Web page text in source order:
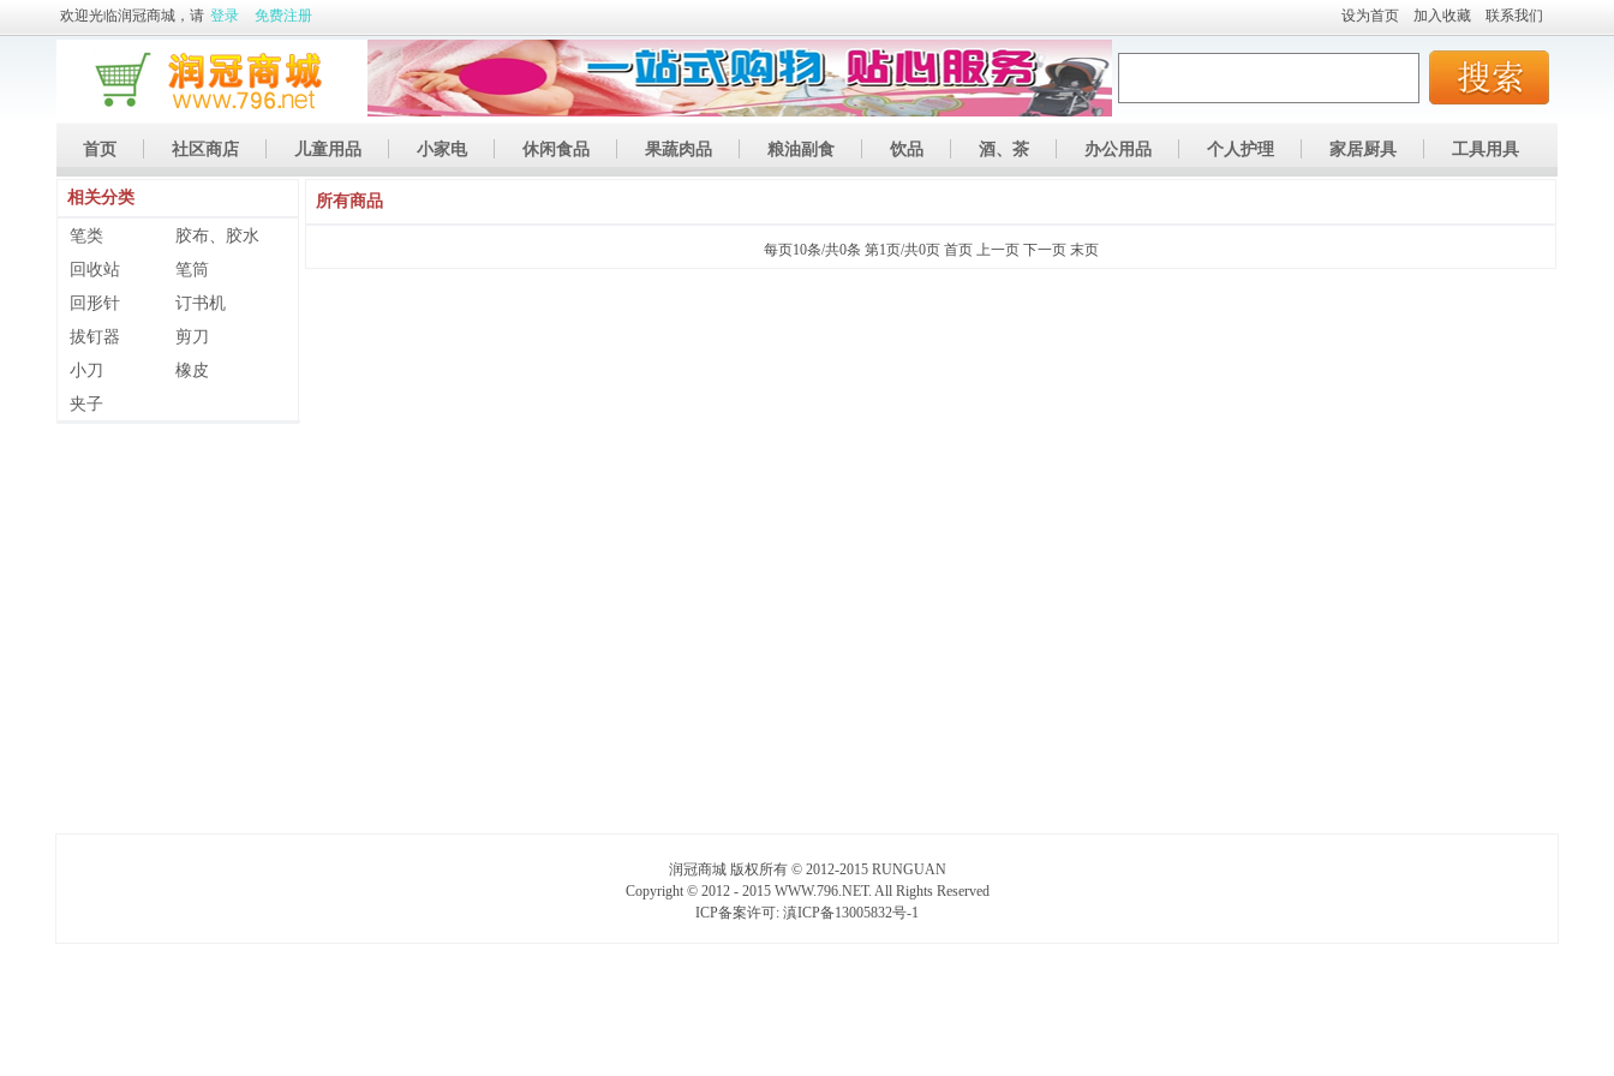
欢迎光临润冠商城，请 登录 免费注册 设为首页 加入收藏 联系我们
首页 社区商店 儿童用品 小家电 休闲食品 果蔬肉品 粮油副食 饮品 酒、茶 办公用品 个人护理 家居厨具 工具用具
休闲娱乐 土特产
相关分类
笔类
胶布、胶水
回收站
笔筒
回形针
订书机
拔钉器
剪刀
小刀
橡皮
夹子
所有商品
每页10条/共0条 第1页/共0页 首页 上一页 下一页 末页
润冠商城 版权所有 © 2012-2015 RUNGUAN
Copyright © 2012 - 2015 WWW.796.NET. All Rights Reserved
ICP备案许可: 滇ICP备13005832号-1